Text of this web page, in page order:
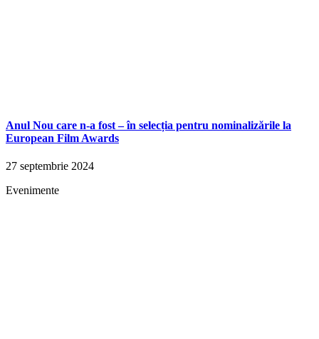
Anul Nou care n-a fost – în selecția pentru nominalizările la
European Film Awards
27 septembrie 2024
Evenimente